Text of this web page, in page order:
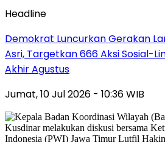
Headline
Demokrat Luncurkan Gerakan
Asri, Targetkan 666 Aksi Sosial-
Akhir Agustus
Jumat, 10 Jul 2026 - 10:36 WIB